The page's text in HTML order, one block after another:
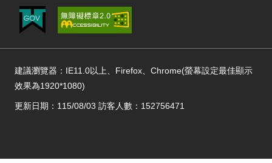
建議瀏覽器：IE11.0以上、Firefox、Chrome(螢幕設定最佳顯示
效果為1920*1080)
更新日期：115/08/03 訪客人數：152756471